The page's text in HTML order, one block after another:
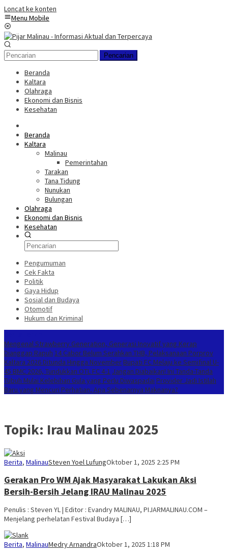
Loncat ke konten
Menu Mobile
Pencarian
Beranda
Kaltara
Olahraga
Ekonomi dan Bisnis
Kesehatan
Beranda
Kaltara
Malinau
Pemerintahan
Tarakan
Tana Tidung
Nunukan
Bulungan
Olahraga
Ekonomi dan Bisnis
Kesehatan
Pengumuman
Cek Fakta
Politik
Gaya Hidup
Sosial dan Budaya
Otomotif
Hukum dan Kriminal
Mengenal Strawberry Generation, Generasi Inovatif yang Kerap
Dianggap Rapuh 14 Cabor Belum Serahkan THB, Pelaksanaan Porprov
Kaltara 2026 Ditunda Hingga NovemberBupati FC Melaju ke Semifinal U-
45 BMC 2026, Tundukkan OTL FC 4-1 Jangan Diabaikan! Ini Tanda-Tanda
Tubuh Mulai Kelebihan Gula yang Perlu Diwaspadai Provider Jadi Istilah
Baru yang Mencuri Perhatian, Apa Sebenarnya Maknanya?
Topik: Irau Malinau 2025
Berita, MalinauSteven Yoel LufungOktober 1, 2025 2:25 PM
Gerakan Pro WM Ajak Masyarakat Lakukan Aksi
Bersih-Bersih Jelang IRAU Malinau 2025
Penulis : Steven YL | Editor : Evandry MALINAU, PIJARMALINAU.COM –
Menjelang perhelatan Festival Budaya […]
Berita, MalinauMedry ArnandraOktober 1, 2025 1:18 PM